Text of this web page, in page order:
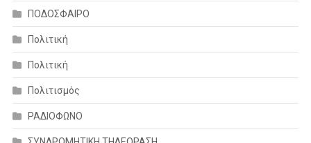
ΠΟΔΟΣΦΑΙΡΟ
Πολιτική
Πολιτική
Πολιτισμός
ΡΑΔΙΟΦΩΝΟ